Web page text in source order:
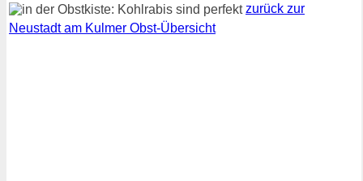
zurück zur
Neustadt am Kulmer Obst-Übersicht